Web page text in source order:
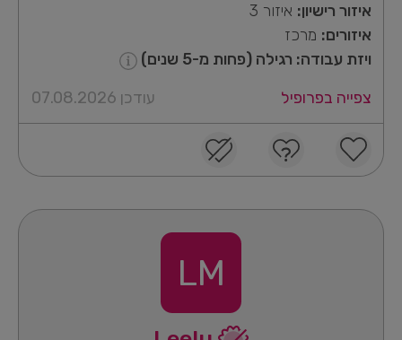
איזור רישיון: איזור 3
איזורים: מרכז
ויזת עבודה: רגילה (פחות מ-5 שנים)
צפייה בפרופיל
עודכן 07.08.2026
LM